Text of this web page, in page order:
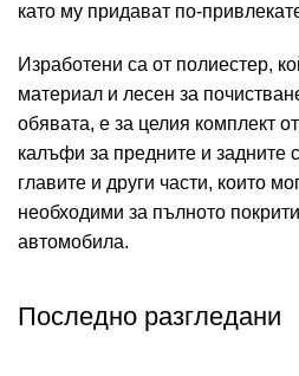
като му придават по-
Изработени са от полиестер,
материал и лесен за
обявата, е за целия комплект
калъфи за предните и задните
главите и други части, които
необходими за пълното
автомобила.
Последно разгледани